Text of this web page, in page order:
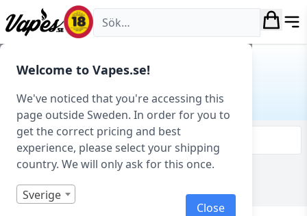
Welcome to Vapes.se!
We've noticed that you're accessing this
page outside Sweden. In order for you to
get the correct pricing and best
experience, please select your shipping
country. We will only ask for this once.
Sverige
Close
Vapes.se
Hem/ Produkt Serie / Paradise-Icle
PARADISE-ICLE
Filtrera & sortera
Visar 0 produkter av 0 totalt